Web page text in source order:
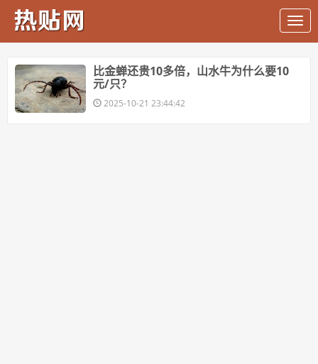
比金蝉还贵10多倍，山水牛为什么要10
元/只？
2025-10-21 23:44:42